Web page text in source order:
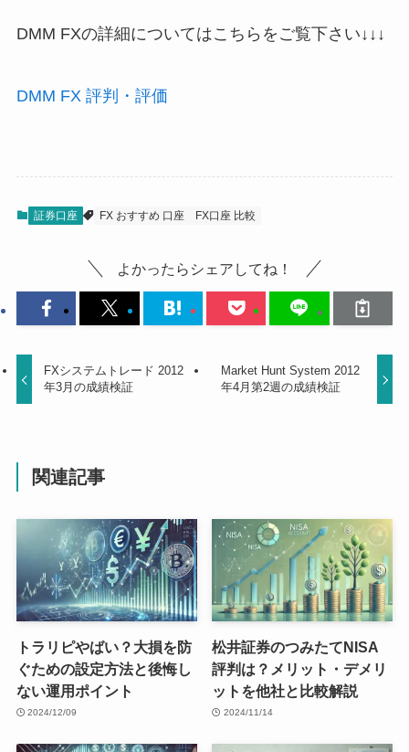
DMM FXの詳細についてはこちらをご覧下さい↓↓↓
DMM FX 評判・評価
証券口座 FX おすすめ 口座 FX口座 比較
よかったらシェアしてね！
FXシステムトレード 2012
年3月の成績検証
Market Hunt System 2012
年4月第2週の成績検証
関連記事
トラリピやばい？大損を防
ぐための設定方法と後悔し
ない運用ポイント
2024/12/09
松井証券のつみたてNISA
評判は？メリット・デメリ
ットを他社と比較解説
2024/11/14